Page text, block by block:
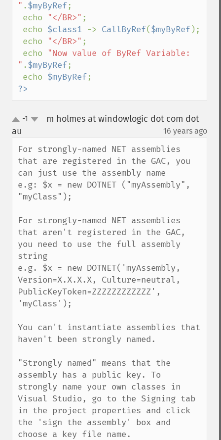
" .$myByRef;
echo
"</BR>" ;
echo $class1 -> CallByRef($myByRef);
echo
"</BR>" ;
echo
"Now value of ByRef Variable:
" .$myByRef;
echo $myByRef
?>
up-1
m holmes at windowlogic dot com dot
au
16 years ago
For strongly-named NET assemblies
that are registered in the GAC, you
can just use the assembly name
e.g: $x = new DOTNET ("myAssembly",
"myClass");
For strongly-named NET assemblies
that aren't registered in the GAC,
you need to use the full assembly
string
e.g. $x = new DOTNET('myAssembly,
Version=X.X.X.X, Culture=neutral,
PublicKeyToken=ZZZZZZZZZZZZ',
'myClass');
You can't instantiate assemblies that
haven't been strongly named.
"Strongly named" means that the
assembly has a public key. To
strongly name your own classes in
Visual Studio, go to the Signing tab
in the project properties and click
the 'sign the assembly' box and
choose a key file name.